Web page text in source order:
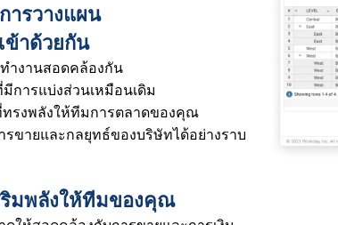
ารวางแผน
ข้าด้วยกัน
ำงานสอดคล้องกัน
การแบ่งส่วนเหมือนเดิม
รงพลังให้ทีมการตลาดของคุณ
ขายและกลยุทธ์ของบริษัทได้อย่างราบ
ริมพลังให้ทีมของคุณ